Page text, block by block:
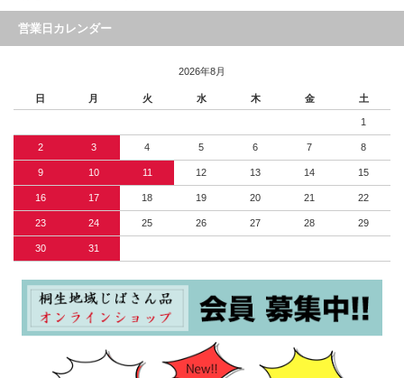
営業日カレンダー
2026年8月
日 月 火 水 木 金 土
1
2 3 4 5 6 7 8
9 10 11 12 13 14 15
16 17 18 19 20 21 22
23 24 25 26 27 28 29
30 31